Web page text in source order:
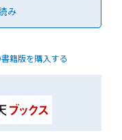
み
籍版を購入する